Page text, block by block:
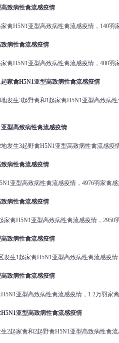
致病性禽流感疫情
禽H5N1亚型高致病性禽流感疫情，140羽
病性禽流感疫情
禽H5N1亚型高致病性禽流感疫情，400羽
起家禽H5N1亚型高致病性禽流感疫情
发生3起野禽和1起家禽H5N1亚型高致病
亚型高致病性禽流感疫情
发生3起野禽H5N1亚型高致病性禽流感疫
病性禽流感疫情
亚型高致病性禽流感疫情，4976羽家禽感
病性禽流感疫情
禽H5N1亚型高致病性禽流感疫情，2950
致病性禽流感疫情
生1起家禽H5N1亚型高致病性禽流感疫情
致病性禽流感疫情
亚型高致病性禽流感疫情，1.2万羽家禽
H5N1亚型高致病性禽流感疫情
2起家禽和2起野禽H5N1亚型高致病性禽